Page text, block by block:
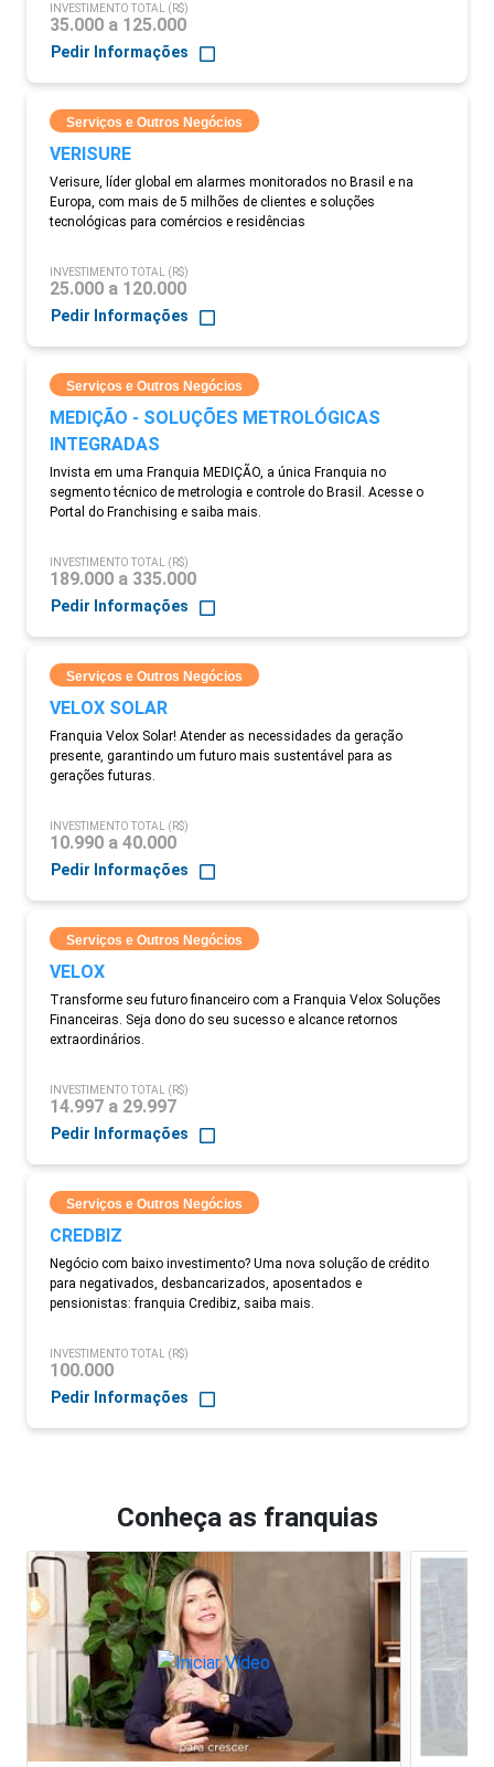
INVESTIMENTO TOTAL (R$)
35.000 a 125.000
Pedir Informações
Serviços e Outros Negócios
VERISURE
Verisure, líder global em alarmes monitorados no Brasil e na
Europa, com mais de 5 milhões de clientes e soluções
tecnológicas para comércios e residências
INVESTIMENTO TOTAL (R$)
25.000 a 120.000
Pedir Informações
Serviços e Outros Negócios
MEDIÇÃO - SOLUÇÕES METROLÓGICAS
INTEGRADAS
Invista em uma Franquia MEDIÇÃO, a única Franquia no
segmento técnico de metrologia e controle do Brasil. Acesse o
Portal do Franchising e saiba mais.
INVESTIMENTO TOTAL (R$)
189.000 a 335.000
Pedir Informações
Serviços e Outros Negócios
VELOX SOLAR
Franquia Velox Solar! Atender as necessidades da geração
presente, garantindo um futuro mais sustentável para as
gerações futuras.
INVESTIMENTO TOTAL (R$)
10.990 a 40.000
Pedir Informações
Serviços e Outros Negócios
VELOX
Transforme seu futuro financeiro com a Franquia Velox Soluções
Financeiras. Seja dono do seu sucesso e alcance retornos
extraordinários.
INVESTIMENTO TOTAL (R$)
14.997 a 29.997
Pedir Informações
Serviços e Outros Negócios
CREDBIZ
Negócio com baixo investimento? Uma nova solução de crédito
para negativados, desbancarizados, aposentados e
pensionistas: franquia Credibiz, saiba mais.
INVESTIMENTO TOTAL (R$)
100.000
Pedir Informações
Conheça as franquias